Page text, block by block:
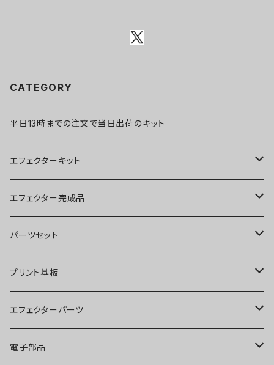
CATEGORY
平日13時までの注文で当日出荷のキット
エフェクターキット
ブースター
オーバードライブ
ディストーション
ファズ
プリアンプ
エフェクター完成品
ブースター
オーバードライブ
ディストーション
ファズ
パーツセット
ブースター
オーバードライブ
ディストーション
プリント基板
オーバードライブ
ディストーション
エフェクターパーツ
スイッチ
電子部品